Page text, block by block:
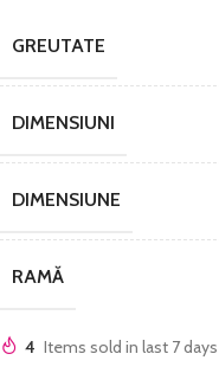
GREUTATE
DIMENSIUNI
DIMENSIUNE
RAMĂ
4 Items sold in last 7 days